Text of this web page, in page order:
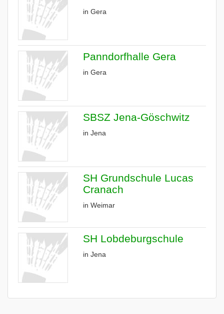
in Gera
Panndorfhalle Gera
in Gera
SBSZ Jena-Göschwitz
in Jena
SH Grundschule Lucas
Cranach
in Weimar
SH Lobdeburgschule
in Jena